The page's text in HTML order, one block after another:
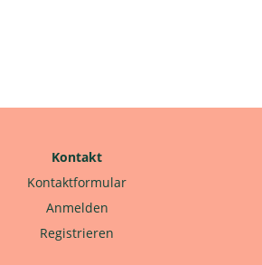
Kontakt
Kontaktformular
Anmelden
Registrieren